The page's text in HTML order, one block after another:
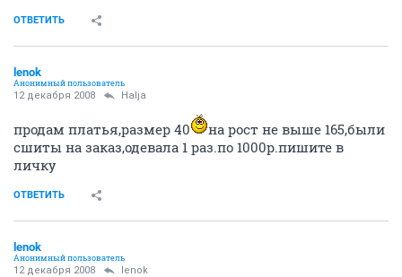
ОТВЕТИТЬ
lenok
Анонимный пользователь
12 декабря 2008 Halja
продам платья,размер 40
на рост не выше 165,были
сшиты на заказ,одевала 1 раз.по 1000р.пишите в
личку
ОТВЕТИТЬ
lenok
Анонимный пользователь
12 декабря 2008 lenok